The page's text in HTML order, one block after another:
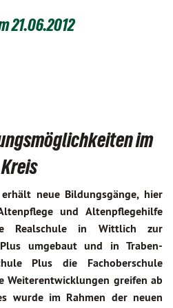
21.06.2012
im
Kreis
neue Bildungsgänge, hier
und Altenpflegehilfe
Realschule in Wittlich zur
umgebaut und in Traben-
Plus die Fachoberschule
Weiterentwicklungen greifen ab
wurde im Rahmen der neuen